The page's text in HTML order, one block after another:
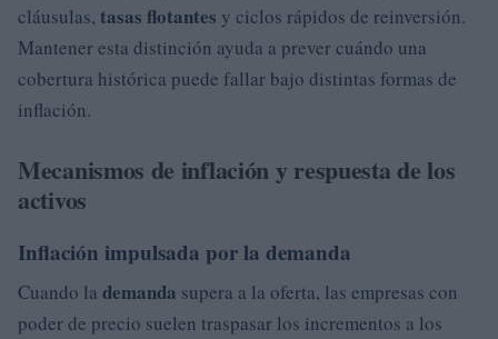
cláusulas, tasas flotantes y ciclos rápidos de reinversión.
Mantener esta distinción ayuda a prever cuándo una
cobertura histórica puede fallar bajo distintas formas de
inflación.
Mecanismos de inflación y respuesta de los
activos
Inflación impulsada por la demanda
Cuando la demanda supera a la oferta, las empresas con
poder de precio suelen traspasar los incrementos a los